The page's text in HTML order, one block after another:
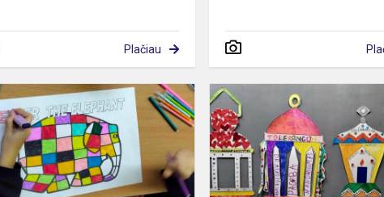
Plačiau
2023-
2024
m.m.
eTwinning
projektas
"All